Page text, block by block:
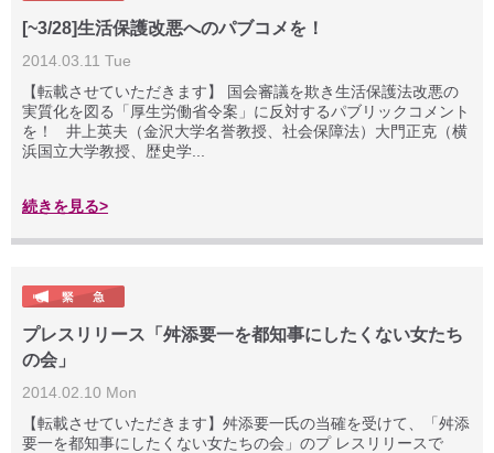
[~3/28]生活保護改悪へのパブコメを！
2014.03.11 Tue
【転載させていただきます】 国会審議を欺き生活保護法改悪の
実質化を図る「厚生労働省令案」に反対するパブリックコメント
を！ 井上英夫（金沢大学名誉教授、社会保障法）大門正克（横
浜国立大学教授、歴史学...
続きを見る>
プレスリリース「舛添要一を都知事にしたくない女たち
の会」
2014.02.10 Mon
【転載させていただきます】舛添要一氏の当確を受けて、「舛添
要一を都知事にしたくない女たちの会」のプ レスリリースで